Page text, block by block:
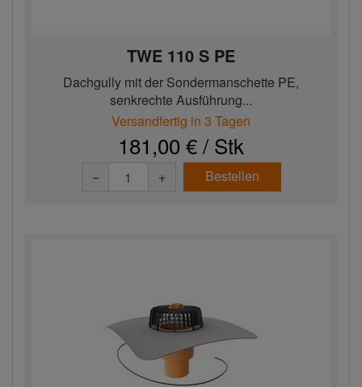
TWE 110 S PE
Dachgully mit der Sondermanschette PE,
senkrechte Ausführung...
Versandfertig in 3 Tagen
181,00 € / Stk
− + Bestellen